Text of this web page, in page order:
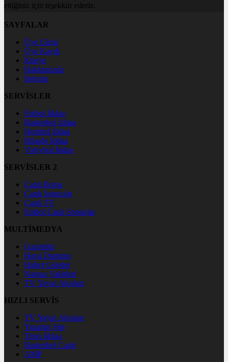
ettiğiniz için teşekkür ederiz.
SAYFALAR
Üye Girişi
Üye Kaydı
Künye
Hakkımızda
İletişim
SERVİSLER
Futbol İddaa
Basketbol İddaa
Hentbol İddaa
Bilardo İddaa
Voleybol İddaa
SERVİSLER 2
Canlı Borsa
Canlı Sonuçlar
Canlı TV
Futbol Canlı Sonuçlar
MULTİMEDYA
Gazeteler
Hava Durumu
Haber Gönder
Namaz Vakitleri
TV Yayın Akışları
HIZLI SERVİS
TV Yayın Akışları
Yazarlar Site
Tenis İddaa
Basketbol Canlı
AMP